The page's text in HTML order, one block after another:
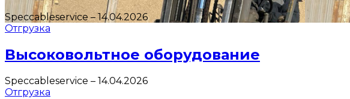
Speccableservice–14.04.2026
Отгрузка
Высоковольтное оборудование
Speccableservice – 14.04.2026
Отгрузка